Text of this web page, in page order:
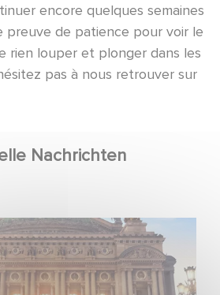
encore quelques semaines
preuve de patience pour voir le
rien louper et plonger dans les
pas à nous retrouver sur
Nachrichten
kündigen die Fortsetzung von
Traum niemals auf an